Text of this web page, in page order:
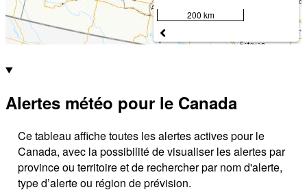
200 km
Alertes météo pour le Canada
Ce tableau affiche toutes les alertes actives pour le
Canada, avec la possibilité de visualiser les alertes par
province ou territoire et de rechercher par nom d'alerte,
type d’alerte ou région de prévision.